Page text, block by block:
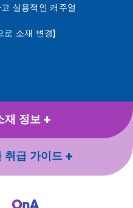
실용적인 캐주얼
소재 변경)
재 정보
취급 가이드